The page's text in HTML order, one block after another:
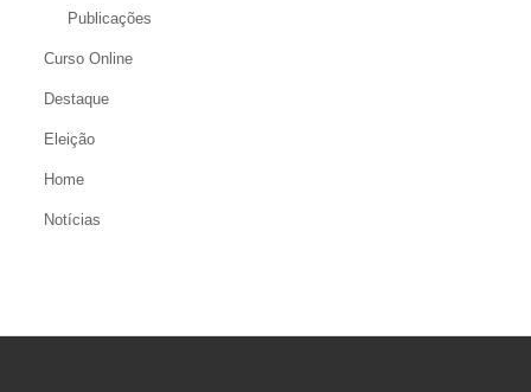
Publicações
Curso Online
Destaque
Eleição
Home
Notícias